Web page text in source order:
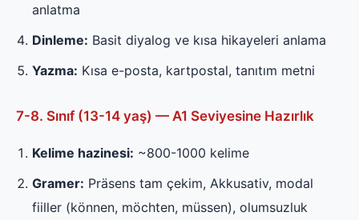
anlatma
Dinleme: Basit diyalog ve kısa hikayeleri anlama
Yazma: Kısa e-posta, kartpostal, tanıtım metni
7-8. Sınıf (13-14 yaş) — A1 Seviyesine Hazırlık
Kelime hazinesi: ~800-1000 kelime
Gramer: Präsens tam çekim, Akkusativ, modal
fiiller (können, möchten, müssen), olumsuzluk